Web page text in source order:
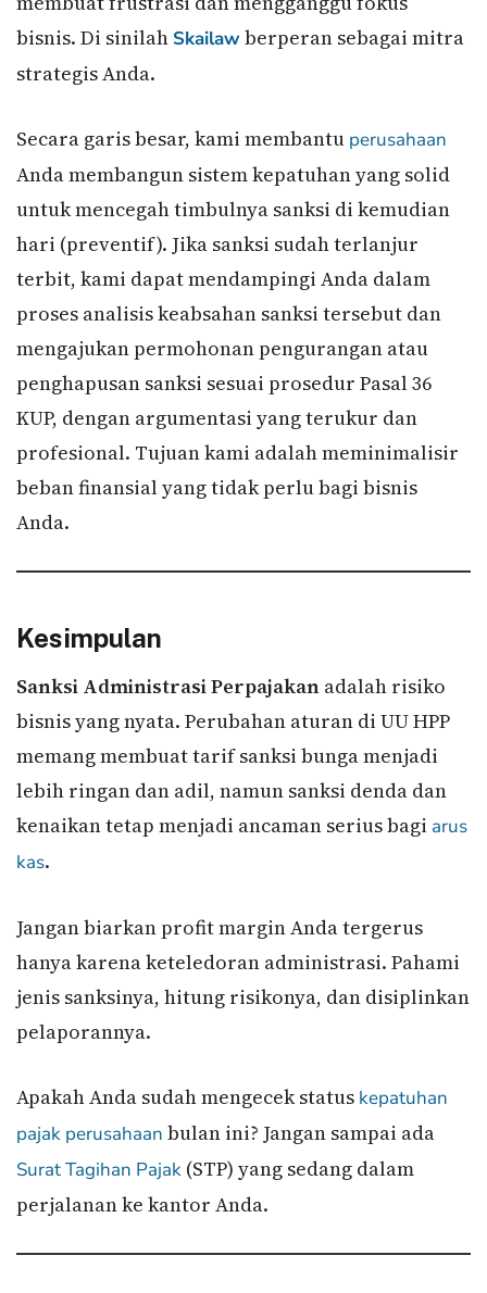
bisnis. Di sinilah Skailawberperan sebagai mitra
strategis Anda.
Secara garis besar, kami membantu perusahaan
Anda membangun sistem kepatuhan yang solid
untuk mencegah timbulnya sanksi di kemudian
hari (preventif). Jika sanksi sudah terlanjur
terbit, kami dapat mendampingi Anda dalam
proses analisis keabsahan sanksi tersebut dan
mengajukan permohonan pengurangan atau
penghapusan sanksi sesuai prosedur Pasal 36
KUP, dengan argumentasi yang terukur dan
profesional. Tujuan kami adalah meminimalisir
beban finansial yang tidak perlu bagi bisnis
Anda.
Kesimpulan
Sanksi Administrasi Perpajakan adalah risiko
bisnis yang nyata. Perubahan aturan di UU HPP
memang membuat tarif sanksi bunga menjadi
lebih ringan dan adil, namun sanksi denda dan
kenaikan tetap menjadi ancaman serius bagi arus
kas.
Jangan biarkan profit margin Anda tergerus
hanya karena keteledoran administrasi. Pahami
jenis sanksinya, hitung risikonya, dan disiplinkan
pelaporannya.
Apakah Anda sudah mengecek status kepatuhan
pajak perusahaan bulan ini? Jangan sampai ada
Surat Tagihan Pajak (STP) yang sedang dalam
perjalanan ke kantor Anda.